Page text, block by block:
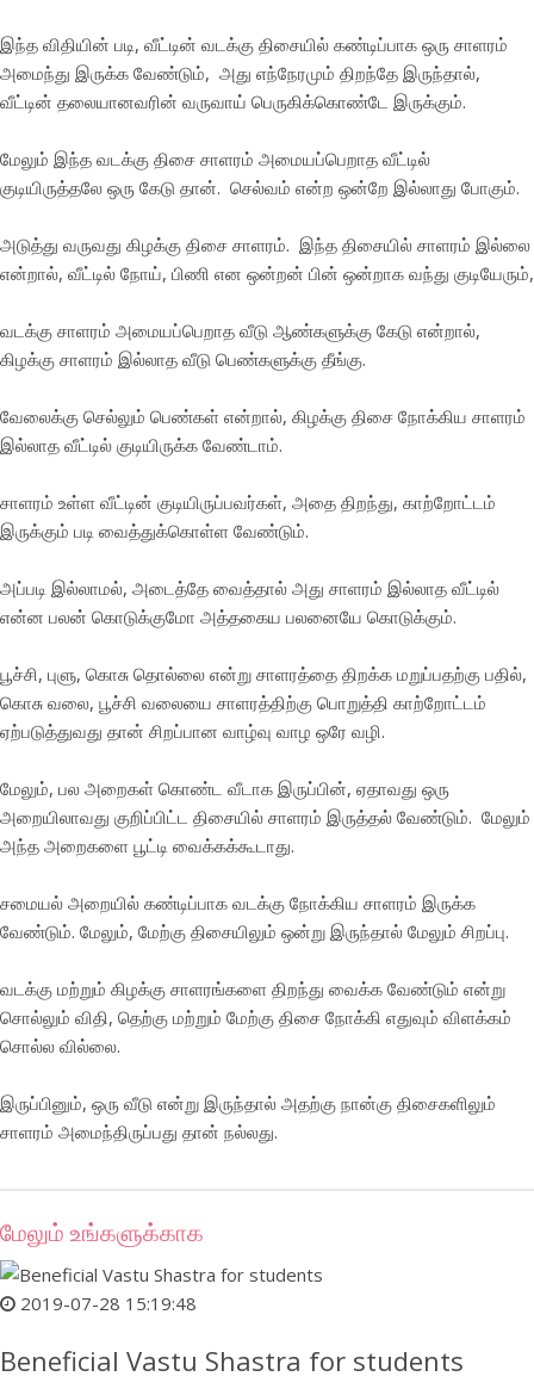
இந்த விதியின் படி, வீட்டின் வடக்கு திசையில் கண்டிப்பாக ஒரு சாளரம்
அமைந்து இருக்க வேண்டும், அது எந்நேரமும் திறந்தே இருந்தால்,
வீட்டின் தலையானவரின் வருவாய் பெருகிக்கொண்டே இருக்கும்.
மேலும் இந்த வடக்கு திசை சாளரம் அமையப்பெறாத வீட்டில்
குடியிருத்தலே ஒரு கேடு தான். செல்வம் என்ற ஒன்றே இல்லாது போகும்.
அடுத்து வருவது கிழக்கு திசை சாளரம். இந்த திசையில் சாளரம் இல்லை
என்றால், வீட்டில் நோய், பிணி என ஒன்றன் பின் ஒன்றாக வந்து குடியேரும்,
வடக்கு சாளரம் அமையப்பெறாத வீடு ஆண்களுக்கு கேடு என்றால்,
கிழக்கு சாளரம் இல்லாத வீடு பெண்களுக்கு தீங்கு.
வேலைக்கு செல்லும் பெண்கள் என்றால், கிழக்கு திசை நோக்கிய சாளரம்
இல்லாத வீட்டில் குடியிருக்க வேண்டாம்.
சாளரம் உள்ள வீட்டின் குடியிருப்பவர்கள், அதை திறந்து, காற்றோட்டம்
இருக்கும் படி வைத்துக்கொள்ள வேண்டும்.
அப்படி இல்லாமல், அடைத்தே வைத்தால் அது சாளரம் இல்லாத வீட்டில்
என்ன பலன் கொடுக்குமோ அத்தகைய பலனையே கொடுக்கும்.
பூச்சி, புளு, கொசு தொல்லை என்று சாளரத்தை திறக்க மறுப்பதற்கு பதில்,
கொசு வலை, பூச்சி வலையை சாளரத்திற்கு பொறுத்தி காற்றோட்டம்
ஏற்படுத்துவது தான் சிறப்பான வாழ்வு வாழ ஒரே வழி.
மேலும், பல அறைகள் கொண்ட வீடாக இருப்பின், ஏதாவது ஒரு
அறையிலாவது குறிப்பிட்ட திசையில் சாளரம் இருத்தல் வேண்டும். மேலும்
அந்த அறைகளை பூட்டி வைக்கக்கூடாது.
சமையல் அறையில் கண்டிப்பாக வடக்கு நோக்கிய சாளரம் இருக்க
வேண்டும். மேலும், மேற்கு திசையிலும் ஒன்று இருந்தால் மேலும் சிறப்பு.
வடக்கு மற்றும் கிழக்கு சாளரங்களை திறந்து வைக்க வேண்டும் என்று
சொல்லும் விதி, தெற்கு மற்றும் மேற்கு திசை நோக்கி எதுவும் விளக்கம்
சொல்ல வில்லை.
இருப்பினும், ஒரு வீடு என்று இருந்தால் அதற்கு நான்கு திசைகளிலும்
சாளரம் அமைந்திருப்பது தான் நல்லது.
மேலும் உங்களுக்காக
2019-07-28 15:19:48
Beneficial Vastu Shastra for students